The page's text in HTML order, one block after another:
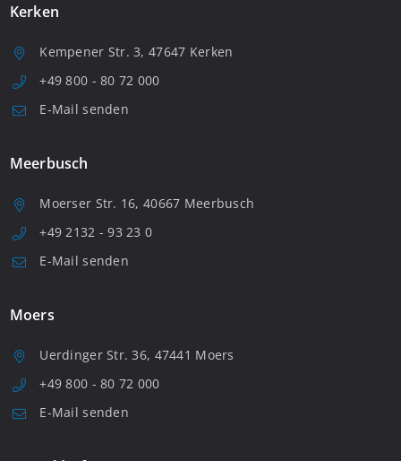
Kerken
Kempener Str. 3, 47647 Kerken
+49 800 - 80 72 000
E-Mail senden
Meerbusch
Moerser Str. 16, 40667 Meerbusch
+49 2132 - 93 23 0
E-Mail senden
Moers
Uerdinger Str. 36, 47441 Moers
+49 800 - 80 72 000
E-Mail senden